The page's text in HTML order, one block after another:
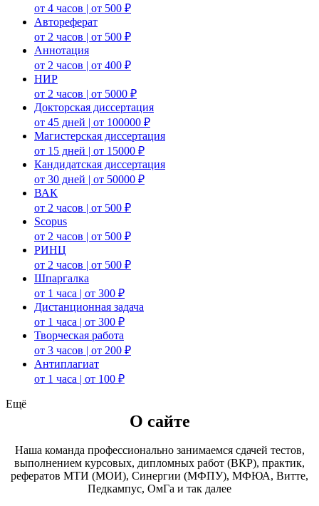
от 4 часов | от 500 ₽
Автореферат
от 2 часов | от 500 ₽
Аннотация
от 2 часов | от 400 ₽
НИР
от 2 часов | от 5000 ₽
Докторская диссертация
от 45 дней | от 100000 ₽
Магистерская диссертация
от 15 дней | от 15000 ₽
Кандидатская диссертация
от 30 дней | от 50000 ₽
ВАК
от 2 часов | от 500 ₽
Scopus
от 2 часов | от 500 ₽
РИНЦ
от 2 часов | от 500 ₽
Шпаргалка
от 1 часа | от 300 ₽
Дистанционная задача
от 1 часа | от 300 ₽
Творческая работа
от 3 часов | от 200 ₽
Антиплагиат
от 1 часа | от 100 ₽
Ещё
О сайте
Наша команда профессионально занимаемся сдачей тестов,
выполнением курсовых, дипломных работ (ВКР), практик,
рефератов МТИ (МОИ), Синергии (МФПУ), МФЮА, Витте,
Педкампус, ОмГа и так далее